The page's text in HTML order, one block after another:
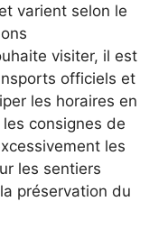
varient selon le
visiter, il est
officiels et
les horaires en
consignes de
les
les sentiers
préservation du